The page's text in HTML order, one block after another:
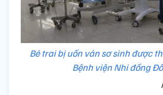
Bé trai bị uốn ván sơ sinh được
Bệnh viện Nhi đồng